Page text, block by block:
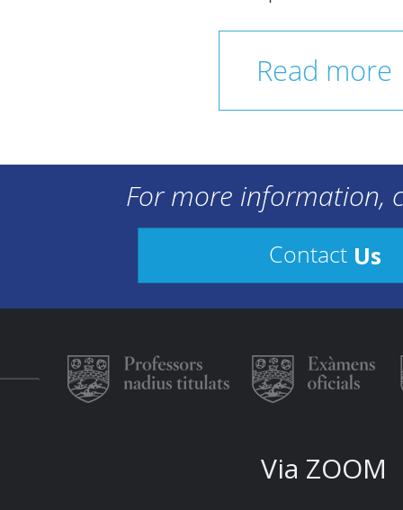
Read more
For more information,
Contact Us
Via ZOOM